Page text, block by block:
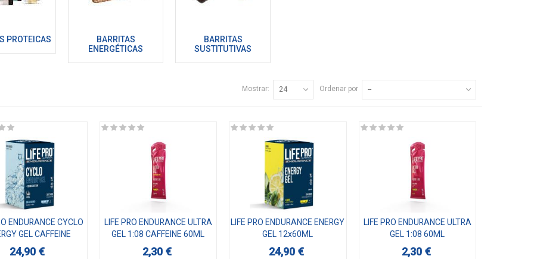
PROTEICAS
BARRITAS
ENERGÉTICAS
BARRITAS
SUSTITUTIVAS
Ordenar por --
Mostrar: 24
ENDURANCE CYCLO
GEL CAFFEINE
12x60ML
24,90 €
LIFE PRO ENDURANCE ULTRA
GEL 1:08 CAFFEINE 60ML
2,30 €
LIFE PRO ENDURANCE ENERGY
GEL 12x60ML
24,90 €
LIFE PRO ENDURANCE ULTRA
GEL 1:08 60ML
2,30 €